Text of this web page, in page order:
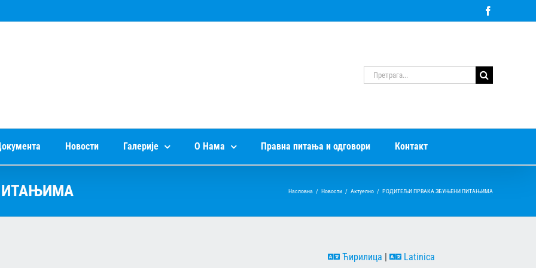
Претрага
за:
Новости Галерије О Нама Правна питања и одговори Контакт
Насловна / Новости / Актуелно / РОДИТЕЉИ ПРВАКА ЗБУЊЕНИ ПИТАЊИМА
Ћирилица Latinica